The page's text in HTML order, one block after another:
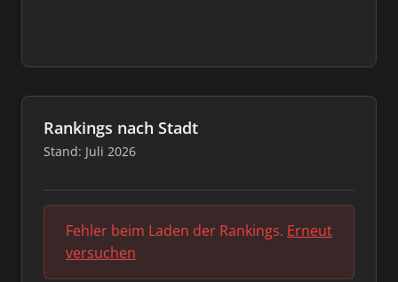
Rankings nach Stadt
Stand: Juli 2026
Fehler beim Laden der Rankings. Erneut
versuchen